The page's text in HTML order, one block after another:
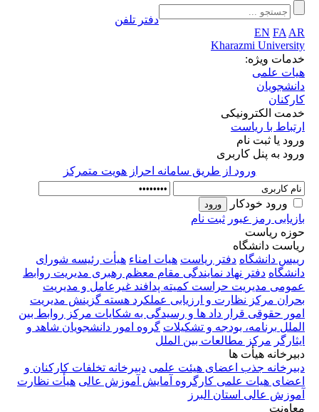
دفتر تلفن
احراز هويت متمركز
امناء هیأت رئیسهشورای
مقام معظم رهبریمدیریت روابط
پدافند غیرعامل و مدیریت
عملکردهسته گزینشمدیریت
به شکایات مرکز روابط بین
گروه امور دانشجویان شاهد و
علمی دبیرخانه تخلفات کارکنان و
آمایش آموزش عالی هیأت نظارت